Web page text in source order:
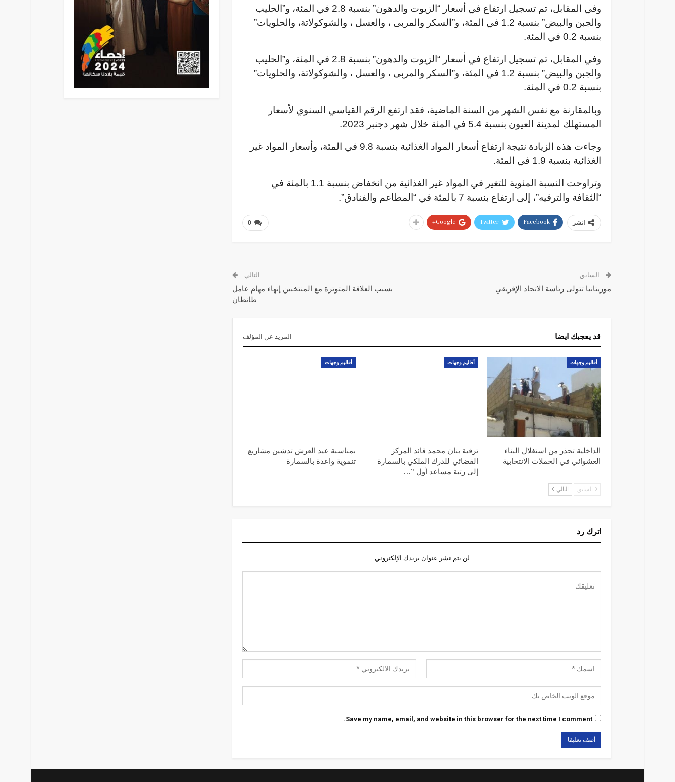
وفي المقابل، تم تسجيل ارتفاع في أسعار “الزيوت والدهون” بنسبة 2.8 في المئة، و”الحليب
والجبن والبيض” بنسبة 1.2 في المئة، و”السكر والمربى ، والعسل ، والشوكولاتة، والحلويات”
بنسبة 0.2 في المئة.
وفي المقابل، تم تسجيل ارتفاع في أسعار “الزيوت والدهون” بنسبة 2.8 في المئة، و”الحليب
والجبن والبيض” بنسبة 1.2 في المئة، و”السكر والمربى ، والعسل ، والشوكولاتة، والحلويات”
بنسبة 0.2 في المئة.
وبالمقارنة مع نفس الشهر من السنة الماضية، فقد ارتفع الرقم القياسي السنوي لأسعار
المستهلك لمدينة العيون بنسبة 5.4 في المئة خلال شهر دجنبر 2023.
وجاءت هذه الزيادة نتيجة ارتفاع أسعار المواد الغذائية بنسبة 9.8 في المئة، وأسعار المواد غير
الغذائية بنسبة 1.9 في المئة.
وتراوحت النسبة المئوية للتغير في المواد غير الغذائية من انخفاض بنسبة 1.1 بالمئة في
“الثقافة والترفيه”، إلى ارتفاع بنسبة 7 بالمئة في “المطاعم والفنادق”.
0 انشر Facebook
Twitter
Google+
السابق
موريتانيا تتولى رئاسة الاتحاد الإفريقي
التالي
بسبب العلاقة المتوترة مع المنتخبين إنهاء مهام عامل
طانطان
قد يعجبك ايضا المزيد عن المؤلف
أقاليم وجهات
الداخلية تحذر من استغلال البناء
العشوائي في الحملات الانتخابية
أقاليم وجهات
ترقية بنان محمد قائد المركز
القضائي للدرك الملكي بالسمارة
إلى رتبة مساعد أول ”…
أقاليم وجهات
بمناسبة عيد العرش تدشين مشاريع
تنموية واعدة بالسمارة
السابق التالي
اترك رد
لن يتم نشر عنوان بريدك الإلكتروني.
Save my name, email, and website in this browser for the next time I comment.